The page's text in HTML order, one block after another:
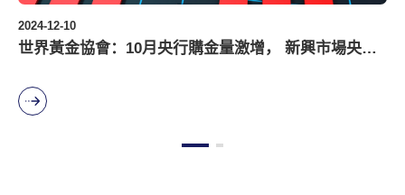
2024-12-10
世界黃金協會：10月央行購金量激增， 新興市場央行
2024-12-10
揮桿辭舊歲，舉杯迎新年--長江商學院高爾夫活動暨頒